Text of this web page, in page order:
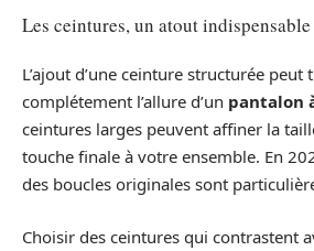
Les ceintures, un atout indispensable
L’ajout d’une ceinture structurée
complétement l’allure d’un pantalon
ceintures larges peuvent affiner la
touche finale à votre ensemble. En
des boucles originales sont
Choisir des ceintures qui contrastent